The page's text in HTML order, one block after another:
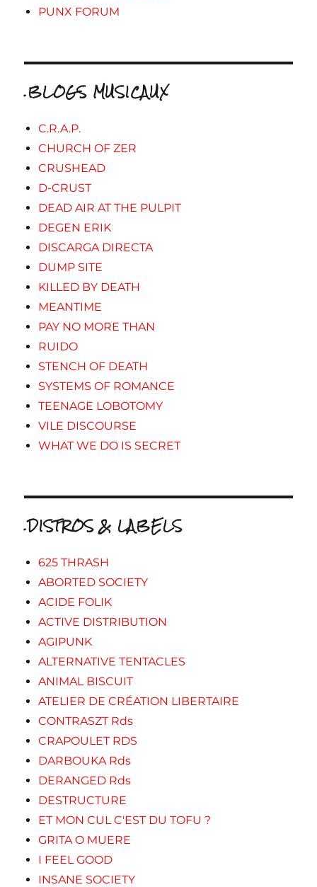
PUNX FORUM
.BLOGS MUSICAUX
C.R.A.P.
CHURCH OF ZER
CRUSHEAD
D-CRUST
DEAD AIR AT THE PULPIT
DEGEN ERIK
DISCARGA DIRECTA
DUMP SITE
KILLED BY DEATH
MEANTIME
PAY NO MORE THAN
RUIDO
STENCH OF DEATH
SYSTEMS OF ROMANCE
TEENAGE LOBOTOMY
VILE DISCOURSE
WHAT WE DO IS SECRET
.DISTROS & LABELS
625 THRASH
ABORTED SOCIETY
ACIDE FOLIK
ACTIVE DISTRIBUTION
AGIPUNK
ALTERNATIVE TENTACLES
ANIMAL BISCUIT
ATELIER DE CRÉATION LIBERTAIRE
CONTRASZT Rds
CRAPOULET RDS
DARBOUKA Rds
DERANGED Rds
DESTRUCTURE
ET MON CUL C'EST DU TOFU ?
GRITA O MUERE
I FEEL GOOD
INSANE SOCIETY